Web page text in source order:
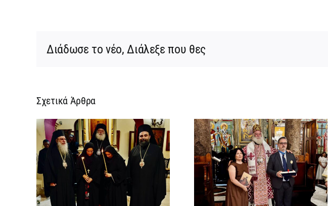
Διάδωσε το νέο, Διάλεξε που θες
Σχετικά Άρθρα
Νέος Αρχιμανδρίτης
και Πατριαρχική Τιμή
στον Γενικό Πρόξενο
Αλεξανδρείας
Νέος Μοναχός στο
Πατριαρχείο
Αλεξανδρείας